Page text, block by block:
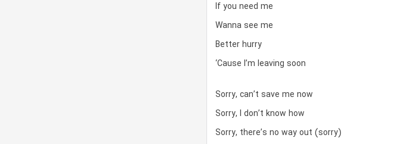
If you need me
Wanna see me
Better hurry
‘Cause I’m leaving soon
Sorry, can’t save me now
Sorry, I don’t know how
Sorry, there’s no way out (sorry)